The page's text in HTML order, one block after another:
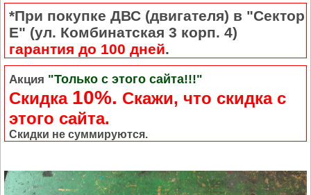
*При покупке ДВС (двигателя) в "Сектор
Е" (ул. Комбинатская 3 корп. 4)
гарантия до 100 дней.
Акция "Только с этого сайта!!!"
Скидка 10%. Cкажи, что скидка с
этого сайта.
Скидки не суммируются.